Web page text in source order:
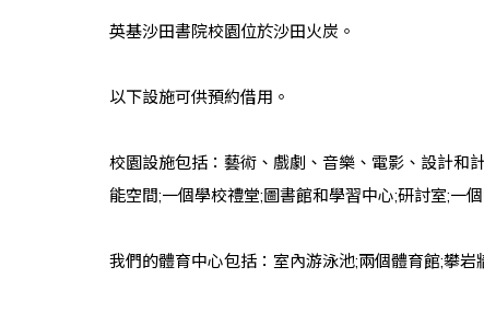
英基沙田書院校園位於沙田火炭。
以下設施可供預約借用。
校園設施包括：藝術、戲劇、音樂、電影、設計和
能空間;一個學校禮堂;圖書館和學習中心;研討室;一
我們的體育中心包括：室內游泳池;兩個體育館;攀